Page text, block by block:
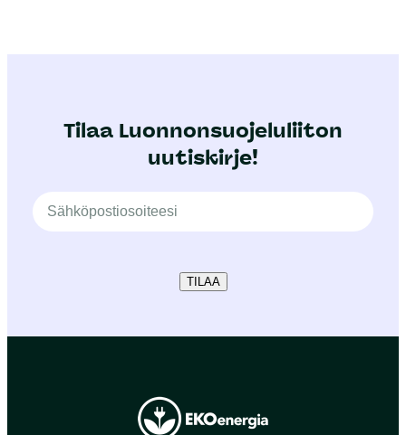
Tilaa Luonnonsuojeluliiton
uutiskirje!
TILAA